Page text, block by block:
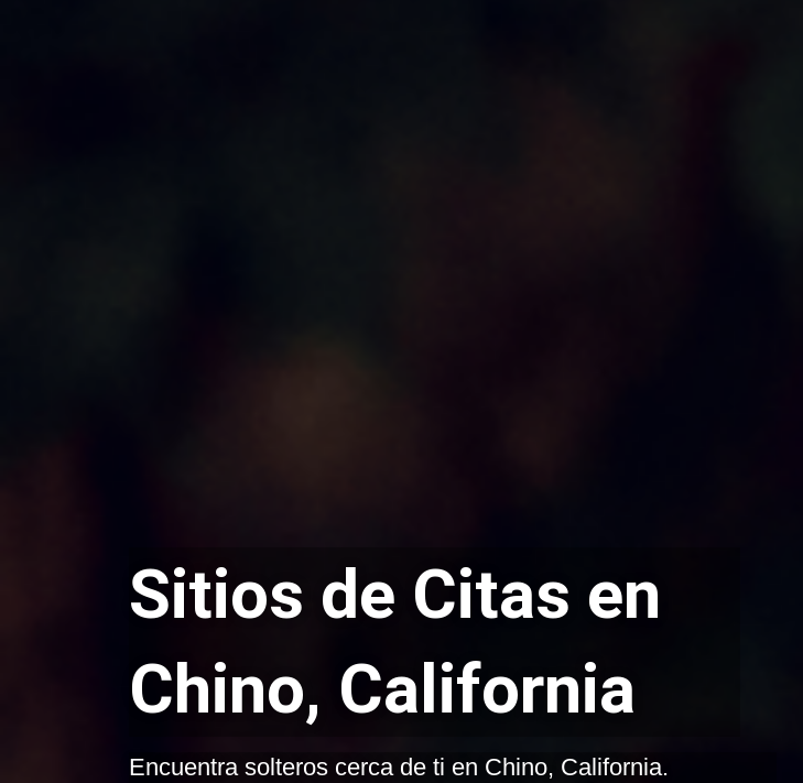
Sitios de Citas en
Chino, California
Encuentra solteros cerca de ti en Chino, California.